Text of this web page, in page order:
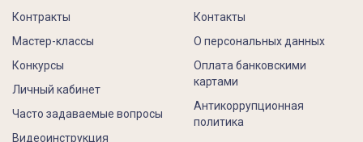
Контракты
Контакты
Мастер-классы
Конкурсы
Личный кабинет
Часто задаваемые вопросы
Видеоинструкция
О персональных данных
Оплата банковскими
картами
Антикоррупционная
политика